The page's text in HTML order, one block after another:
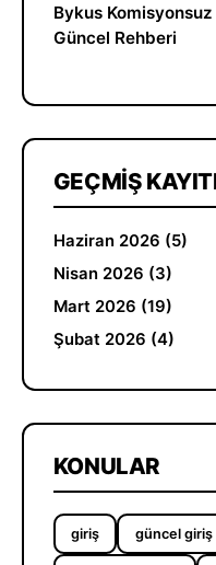
Bykus
Güncel Rehberi
GEÇMIŞ
Haziran 2026 (5)
Nisan 2026 (3)
Mart 2026 (19)
Şubat 2026 (4)
KONULAR
giriş güncel giriş